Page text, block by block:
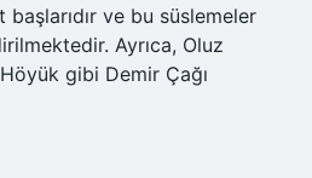
ve bu süslemeler
Ayrıca, Oluz
gibi Demir Çağı